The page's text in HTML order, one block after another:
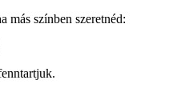
más színben szeretnéd: